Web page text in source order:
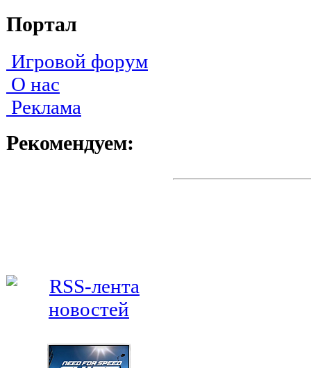
Портал
Игровой форум
О нас
Реклама
Рекомендуем: